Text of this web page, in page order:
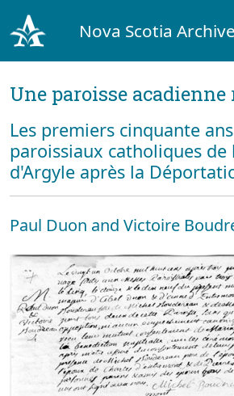
Nova Scotia
Une paroisse
Les premiers cinquante
paroissiaux catholiques de
d'Argyle après la
Paul Duon and Victoire